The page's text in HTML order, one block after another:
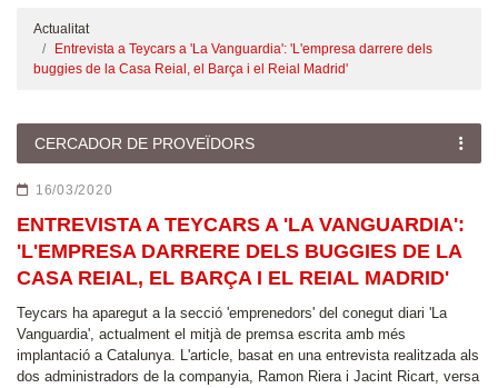
Actualitat
‎Entrevista a Teycars a 'La Vanguardia': 'L'empresa darrere dels
buggies de la Casa Reial, el Barça i el Reial Madrid'
CERCADOR DE PROVEÏDORS
16/03/2020
‎ENTREVISTA A TEYCARS A 'LA VANGUARDIA':
'L'EMPRESA DARRERE DELS BUGGIES DE LA
CASA REIAL, EL BARÇA I EL REIAL MADRID'
Teycars ha aparegut a la secció 'emprenedors' del conegut diari 'La
Vanguardia', actualment el mitjà de premsa escrita amb més
implantació a Catalunya. L'article, basat en una entrevista realitzada als
dos administradors de la companyia, Ramon Riera i Jacint Ricart, versa